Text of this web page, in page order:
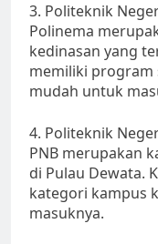
3. Politeknik
Polinema
kedinasan yang
memiliki program
mudah untuk
4. Politeknik
PNB merupakan
di Pulau Dewata.
kategori kampus
masuknya.